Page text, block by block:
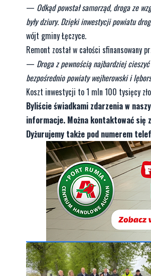
— Odkąd powstał samorząd, droga ze
były dziury. Dzięki inwestycji powiatu
wójt gminy Łęczyce.
Remont został w całości sfinansowany
— Droga z pewnością najbardziej
bezpośrednio powiaty wejherowski i
Koszt inwestycji to 1 mln 100 tysięcy
Byliście świadkami zdarzenia w
informacje. Można kontaktować się
Dyżurujemy także pod numerem